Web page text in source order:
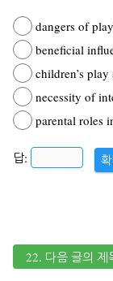
dangers of
beneficial
children’s
necessity of
parental roles
답:
22. 다음 글의 제